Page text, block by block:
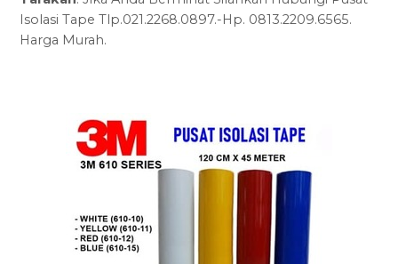
Isolasi Tape Tlp.021.2268.0897.-Hp. 0813.2209.6565.
Harga Murah.